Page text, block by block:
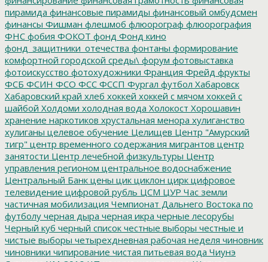
пирамида финансовые пирамиды финансовый омбудсмен
финансы Фишман флешмоб флюорограф флюорография
ФНС фобия ФОКОТ фонд Фонд кино
фонд_защитники_отечества фонтаны формирование
комфортной городской среды\ форум фотовыставка
фотоискусство фотохудожники Франция Фрейд фрукты
ФСБ ФСИН ФСО ФСС ФССП Фургал футбол Хабаровск
Хабаровский край хлеб хоккей хоккей с мячом хоккей с
шайбой Холдоми холодная вода Холокост Хорошавин
хранение наркотиков хрустальная менора хулиганство
хулиганы целевое обучение Целищев Центр "Амурский
тигр" центр временного содержания мигрантов центр
занятости Центр лечебной физкультуры Центр
управления регионом центральное водоснабжение
Центральный Банк цены цик циклон цирк цифровое
телевидение цифровой рубль ЦСМ ЦУР Час земли
частичная мобилизация Чемпионат Дальнего Востока по
футболу черная дыра черная икра черные лесорубы
Черный куб черный список честные выборы честные и
чистые выборы четырехдневная рабочая неделя чиновник
чиновники чипирование чистая питьевая вода Чиунэ